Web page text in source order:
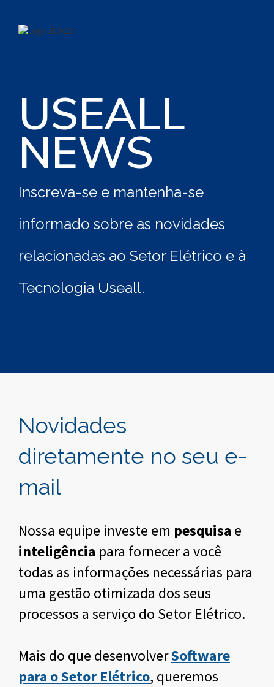
USEALL
NEWS
Inscreva-se e mantenha-se
informado sobre as novidades
relacionadas ao Setor Elétrico e à
Tecnologia Useall.
Novidades
diretamente no seu e-
mail
Nossa equipe investe em pesquisa e
inteligência para fornecer a você
todas as informações necessárias para
uma gestão otimizada dos seus
processos a serviço do Setor Elétrico.
Mais do que desenvolverSoftware
para o Setor Elétrico, queremos